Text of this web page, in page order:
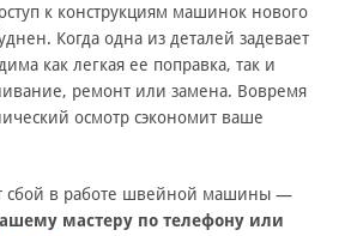
к конструкциям машинок нового
Когда одна из деталей задевает
как легкая ее поправка, так и
ремонт или замена. Вовремя
осмотр сэкономит ваше
сбой в работе швейной машины —
мастеру по телефону или